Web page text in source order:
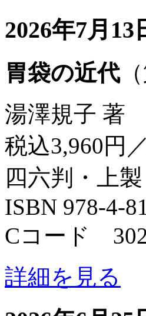
2026年7月13
胃袋の近代（
湯澤規子 著
税込3,960円
四六判・上
ISBN 978-4-
Cコード
詳細を見る